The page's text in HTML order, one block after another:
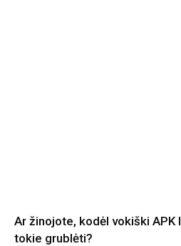
Ar žinojote, kodėl vokiški APK
tokie grublėti?